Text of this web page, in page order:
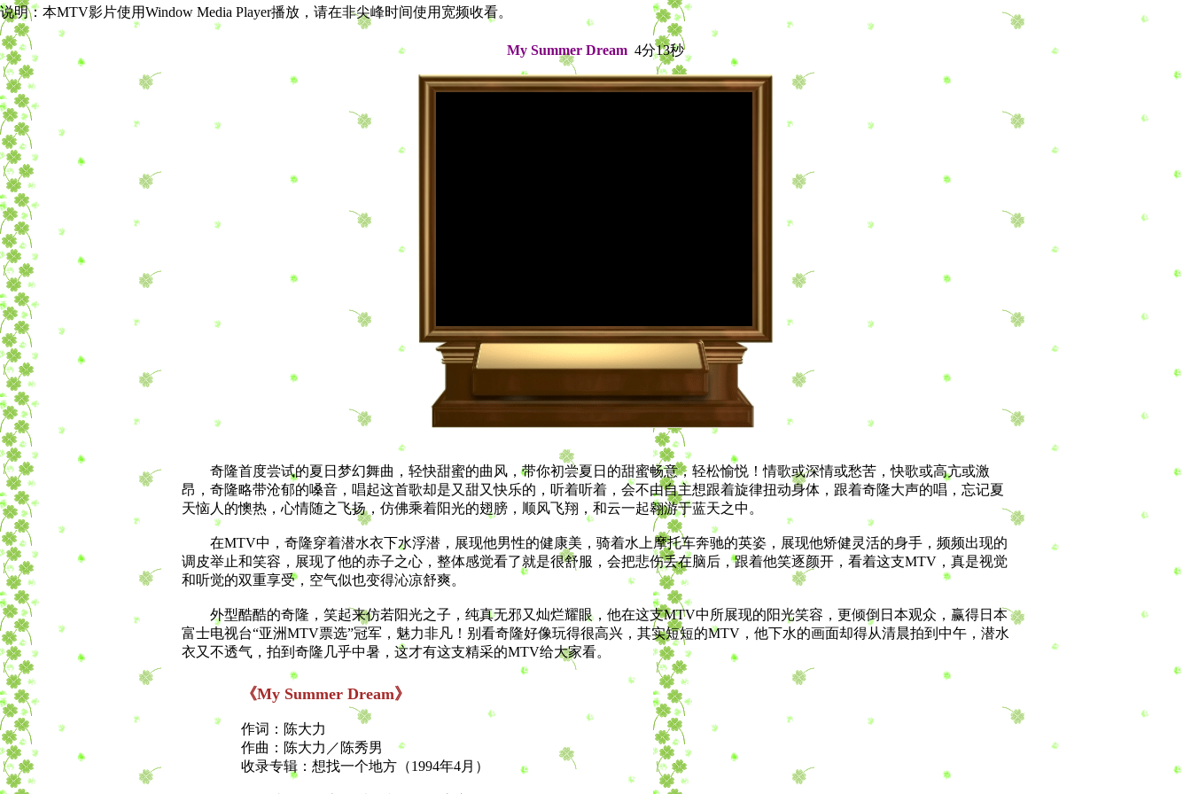
说明：本MTV影片使用Window Media Player播放，请在非尖峰时间使用宽频收看。
My Summer Dream 4分13秒
奇隆首度尝试的夏日梦幻舞曲，轻快甜蜜的曲风，带你初尝夏日的甜蜜畅意，轻松愉悦！情歌或深情或愁苦，快歌或高亢或激
昂，奇隆略带沧郁的嗓音，唱起这首歌却是又甜又快乐的，听着听着，会不由自主想跟着旋律扭动身体，跟着奇隆大声的唱，忘记夏
天恼人的懊热，心情随之飞扬，仿佛乘着阳光的翅膀，顺风飞翔，和云一起翱游于蓝天之中。
在MTV中，奇隆穿着潜水衣下水浮潜，展现他男性的健康美，骑着水上摩托车奔驰的英姿，展现他矫健灵活的身手，频频出现的
调皮举止和笑容，展现了他的赤子之心，整体感觉看了就是很舒服，会把悲伤丢在脑后，跟着他笑逐颜开，看着这支MTV，真是视觉
和听觉的双重享受，空气似也变得沁凉舒爽。
外型酷酷的奇隆，笑起来仿若阳光之子，纯真无邪又灿烂耀眼，他在这支MTV中所展现的阳光笑容，更倾倒日本观众，赢得日本
富士电视台“亚洲MTV票选”冠军，魅力非凡！别看奇隆好像玩得很高兴，其实短短的MTV，他下水的画面却得从清晨拍到中午，潜水
衣又不透气，拍到奇隆几乎中暑，这才有这支精采的MTV给大家看。
《My Summer Dream》
作词：陈大力
作曲：陈大力／陈秀男
收录专辑：想找一个地方（1994年4月）